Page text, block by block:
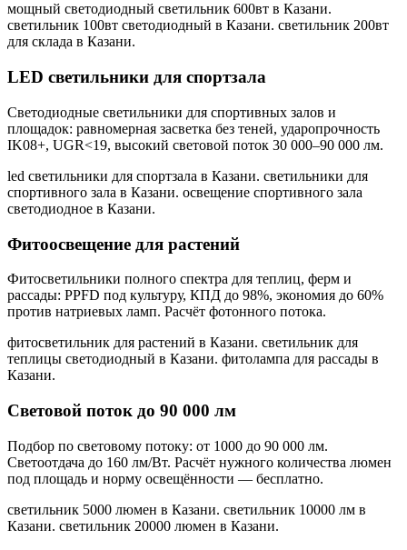
мощный светодиодный светильник 600вт в Казани.
светильник 100вт светодиодный в Казани. светильник 200вт
для склада в Казани.
LED светильники для спортзала
Светодиодные светильники для спортивных залов и
площадок: равномерная засветка без теней, ударопрочность
IK08+, UGR<19, высокий световой поток 30 000–90 000 лм.
led светильники для спортзала в Казани. светильники для
спортивного зала в Казани. освещение спортивного зала
светодиодное в Казани.
Фитоосвещение для растений
Фитосветильники полного спектра для теплиц, ферм и
рассады: PPFD под культуру, КПД до 98%, экономия до 60%
против натриевых ламп. Расчёт фотонного потока.
фитосветильник для растений в Казани. светильник для
теплицы светодиодный в Казани. фитолампа для рассады в
Казани.
Световой поток до 90 000 лм
Подбор по световому потоку: от 1000 до 90 000 лм.
Светоотдача до 160 лм/Вт. Расчёт нужного количества люмен
под площадь и норму освещённости — бесплатно.
светильник 5000 люмен в Казани. светильник 10000 лм в
Казани. светильник 20000 люмен в Казани.